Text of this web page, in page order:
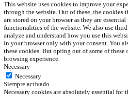
This website uses cookies to improve your
through the website. Out of these, the cookies
are stored on your browser as they are
functionalities of the website. We also use
analyze and understand how you use this
in your browser only with your consent. You
these cookies. But opting out of some of these
browsing experience.
Necessary
Necessary
Siempre activado
Necessary cookies are absolutely essential for